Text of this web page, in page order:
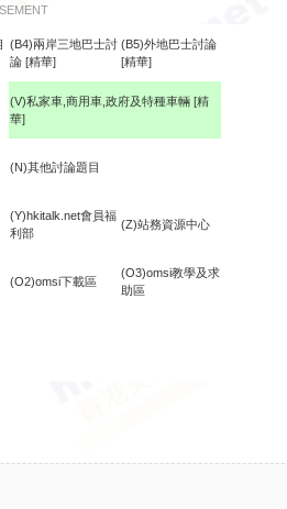
(B4)兩岸三地巴士討
論 [精華]
(B5)外地巴士討論
[精華]
(V)私家車,商用車,政府及特種車輛 [精
華]
(N)其他討論題目
(Y)hkitalk.net會員福
利部
(Z)站務資源中心
(O2)omsi下載區
(O3)omsi教學及求
助區